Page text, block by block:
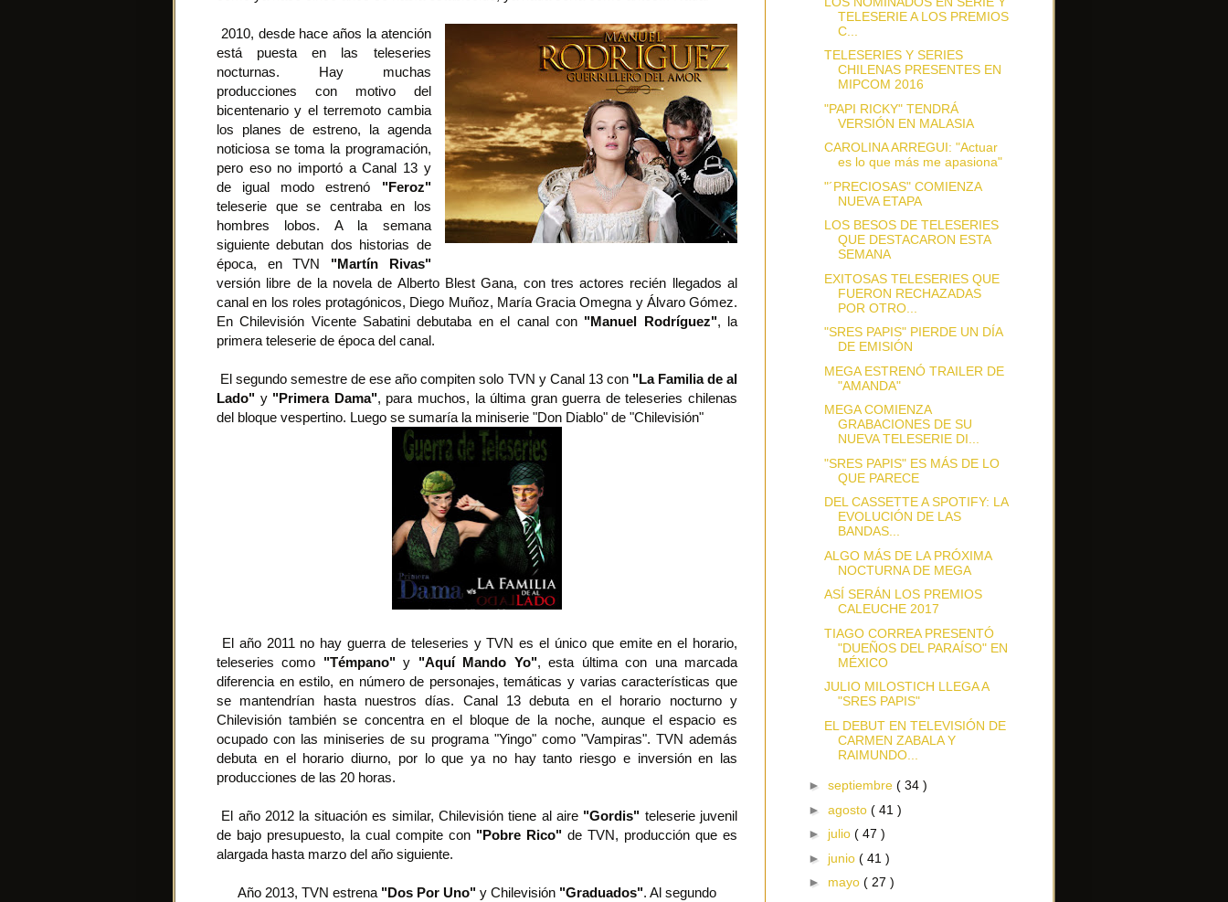
2010, desde hace años la atención
está puesta en las teleseries
nocturnas. Hay muchas
producciones con motivo del
bicentenario y el terremoto cambia
los planes de estreno, la agenda
noticiosa se toma la programación,
pero eso no importó a Canal 13 y
de igual modo estrenó "Feroz"
teleserie que se centraba en los
hombres lobos. A la semana
siguiente debutan dos historias de
época, en TVN "Martín Rivas"
versión libre de la novela de Alberto Blest Gana, con tres actores recién llegados al
canal en los roles protagónicos, Diego Muñoz, María Gracia Omegna y Álvaro Gómez.
En Chilevisión Vicente Sabatini debutaba en el canal con "Manuel Rodríguez", la
primera teleserie de época del canal.
El segundo semestre de ese año compiten solo TVN y Canal 13 con "La Familia de al
Lado" y "Primera Dama", para muchos, la última gran guerra de teleseries chilenas
del bloque vespertino. Luego se sumaría la miniserie "Don Diablo" de "Chilevisión"
El año 2011 no hay guerra de teleseries y TVN es el único que emite en el horario,
teleseries como "Témpano" y "Aquí Mando Yo", esta última con una marcada
diferencia en estilo, en número de personajes, temáticas y varias características que
se mantendrían hasta nuestros días. Canal 13 debuta en el horario nocturno y
Chilevisión también se concentra en el bloque de la noche, aunque el espacio es
ocupado con las miniseries de su programa "Yingo" como "Vampiras". TVN además
debuta en el horario diurno, por lo que ya no hay tanto riesgo e inversión en las
producciones de las 20 horas.
El año 2012 la situación es similar, Chilevisión tiene al aire "Gordis" teleserie juvenil
de bajo presupuesto, la cual compite con "Pobre Rico" de TVN, producción que es
alargada hasta marzo del año siguiente.
Año 2013, TVN estrena "Dos Por Uno" y Chilevisión "Graduados". Al segundo
TELESERIE A LOS PREMIOS
C...
TELESERIES Y SERIES
CHILENAS PRESENTES EN
MIPCOM 2016
"PAPI RICKY" TENDRÁ
VERSIÓN EN MALASIA
CAROLINA ARREGUI: "Actuar
es lo que más me apasiona"
"´PRECIOSAS" COMIENZA
NUEVA ETAPA
LOS BESOS DE TELESERIES
QUE DESTACARON ESTA
SEMANA
EXITOSAS TELESERIES QUE
FUERON RECHAZADAS
POR OTRO...
"SRES PAPIS" PIERDE UN DÍA
DE EMISIÓN
MEGA ESTRENÓ TRAILER DE
"AMANDA"
MEGA COMIENZA
GRABACIONES DE SU
NUEVA TELESERIE DI...
"SRES PAPIS" ES MÁS DE LO
QUE PARECE
DEL CASSETTE A SPOTIFY: LA
EVOLUCIÓN DE LAS
BANDAS...
ALGO MÁS DE LA PRÓXIMA
NOCTURNA DE MEGA
ASÍ SERÁN LOS PREMIOS
CALEUCHE 2017
TIAGO CORREA PRESENTÓ
"DUEÑOS DEL PARAÍSO" EN
MÉXICO
JULIO MILOSTICH LLEGA A
"SRES PAPIS"
EL DEBUT EN TELEVISIÓN DE
CARMEN ZABALA Y
RAIMUNDO...
► septiembre ( 34 )
► agosto ( 41 )
► julio ( 47 )
► junio ( 41 )
► mayo ( 27 )